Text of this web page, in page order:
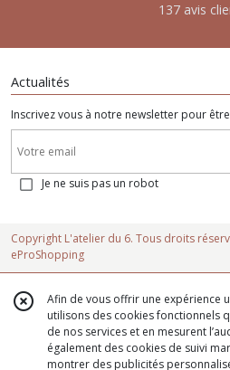
137 avis
Actualités
Inscrivez vous à notre newsletter pour
Je ne suis pas un robot
Copyright L'atelier du 6. Tous droits
eProShopping
Afin de vous offrir une expérience
utilisons des cookies fonctionnels
de nos services et en mesurent
également des cookies de suivi
montrer des publicités